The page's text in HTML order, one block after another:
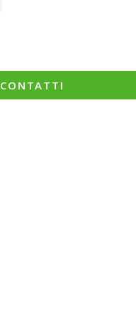
CONTATTI